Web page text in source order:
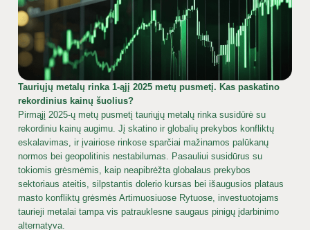
Tauriųjų metalų rinka 1-ąjį 2025 metų pusmetį. Kas paskatino
rekordinius kainų šuolius?
Pirmąjį 2025-ų metų pusmetį tauriųjų metalų rinka susidūrė su
rekordiniu kainų augimu. Jį skatino ir globalių prekybos konfliktų
eskalavimas, ir įvairiose rinkose sparčiai mažinamos palūkanų
normos bei geopolitinis nestabilumas. Pasauliui susidūrus su
tokiomis grėsmėmis, kaip neapibrėžta globalaus prekybos
sektoriaus ateitis, silpstantis dolerio kursas bei išaugusios plataus
masto konfliktų grėsmės Artimuosiuose Rytuose, investuotojams
taurieji metalai tampa vis patrauklesne saugaus pinigų įdarbinimo
alternatyva.